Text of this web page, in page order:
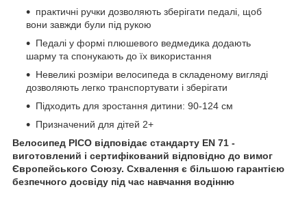
практичні ручки дозволяють зберігати педалі, щоб
вони завжди були під рукою
Педалі у формі плюшевого ведмедика додають
шарму та спонукають до їх використання
Невеликі розміри велосипеда в складеному вигляді
дозволяють легко транспортувати і зберігати
Підходить для зростання дитини: 90-124 см
Призначений для дітей 2+
Велосипед PICO відповідає стандарту EN 71 -
виготовлений і сертифікований відповідно до вимог
Європейського Союзу. Схвалення є більшою гарантією
безпечного досвіду під час навчання водінню